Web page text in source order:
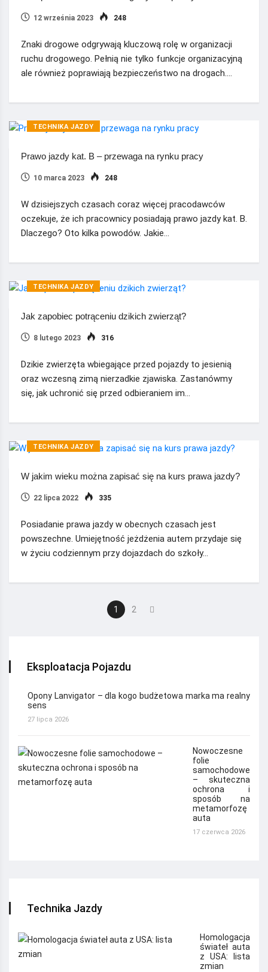
12 września 2023 248
Znaki drogowe odgrywają kluczową rolę w organizacji
ruchu drogowego. Pełnią nie tylko funkcje organizacyjną
ale również poprawiają bezpieczeństwo na drogach.…
TECHNIKA JAZDY
Prawo jazdy kat. B – przewaga na rynku pracy
10 marca 2023 248
W dzisiejszych czasach coraz więcej pracodawców
oczekuje, że ich pracownicy posiadają prawo jazdy kat. B.
Dlaczego? Oto kilka powodów. Jakie…
TECHNIKA JAZDY
Jak zapobiec potrąceniu dzikich zwierząt?
8 lutego 2023 316
Dzikie zwierzęta wbiegające przed pojazdy to jesienią
oraz wczesną zimą nierzadkie zjawiska. Zastanówmy
się, jak uchronić się przed odbieraniem im…
TECHNIKA JAZDY
W jakim wieku można zapisać się na kurs prawa jazdy?
22 lipca 2022 335
Posiadanie prawa jazdy w obecnych czasach jest
powszechne. Umiejętność jeżdżenia autem przydaje się
w życiu codziennym przy dojazdach do szkoły…
1 2
Eksploatacja Pojazdu
Opony Lanvigator – dla kogo budżetowa marka ma realny
sens
27 lipca 2026
Nowoczesne
folie
samochodowe
– skuteczna
ochrona i
sposób na
metamorfozę
auta
17 czerwca 2026
Technika Jazdy
Homologacja
świateł auta
z USA: lista
zmian